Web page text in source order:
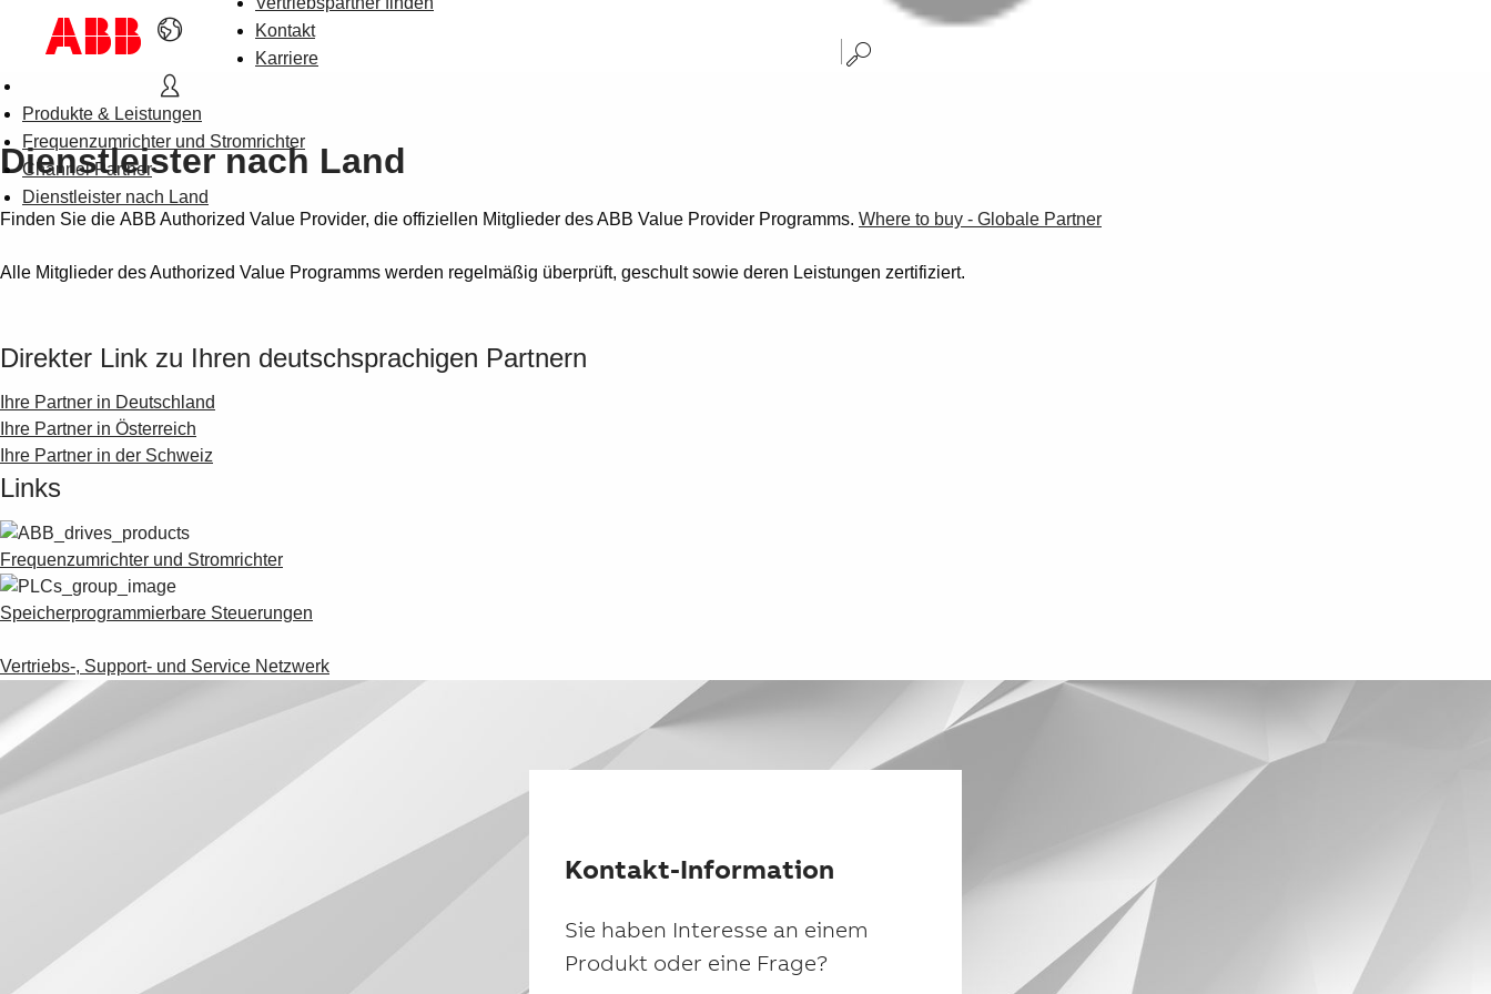
Kontakt
Karriere
Produkte & Leistungen
Frequenzumrichter und Stromrichter
Channel Partner
Dienstleister nach Land
Dienstleister nach Land
Finden Sie die ABB Authorized Value Provider, die offiziellen Mitglieder des ABB Value Provider Programms. Where to buy - Globale Partner
Alle Mitglieder des Authorized Value Programms werden regelmäßig überprüft, geschult sowie deren Leistungen zertifiziert.
Direkter Link zu Ihren deutschsprachigen Partnern
Ihre Partner in Deutschland
Ihre Partner in Österreich
Ihre Partner in der Schweiz
Links
Frequenzumrichter und Stromrichter
Speicherprogrammierbare Steuerungen
Vertriebs-, Support- und Service Netzwerk
Kontakt-Information
Sie haben Interesse an einem
Produkt oder eine Frage?